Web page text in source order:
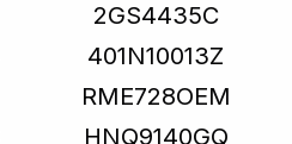
2GS4435C
401N10013Z
RME728OEM
HNQ9140GQ